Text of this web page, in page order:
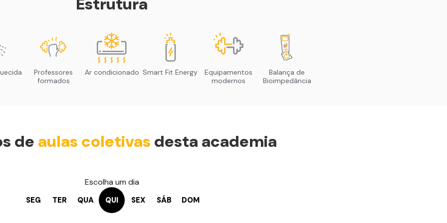
Professores
formados
Ar condicionado Smart Fit Energy
Equipamentos
modernos
Balança de
Bioimpedância
de aulas coletivas desta academia
Escolha um dia
SEG TER QUA QUI SEX SÁB DOM